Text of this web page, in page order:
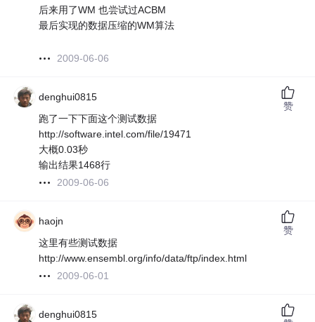
后来用了WM 也尝试过ACBM
最后实现的数据压缩的WM算法
2009-06-06
denghui0815
跑了一下下面这个测试数据
http://software.intel.com/file/19471
大概0.03秒
输出结果1468行
2009-06-06
赞
haojn
这里有些测试数据
http://www.ensembl.org/info/data/ftp/index.html
2009-06-01
赞
denghui0815